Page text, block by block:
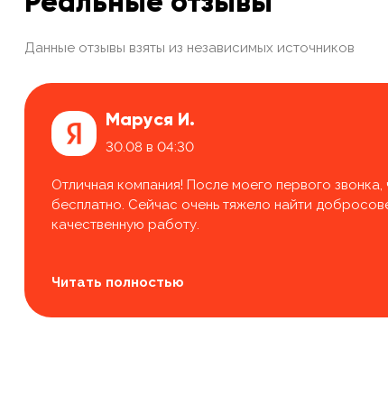
Данные отзывы взяты из независимых источников
Маруся И.
30.08 в 04:30
Отличная компания! После моего первого
бесплатно. Сейчас очень тяжело найти
качественную работу.
Читать полностью